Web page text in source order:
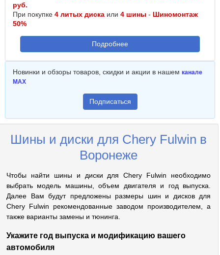
руб.
При покупке 4 литых диска или 4 шины - Шиномонтаж
50%
Подробнее
Новинки и обзоры товаров, скидки и акции в нашем канале
MAX
Подписаться
Шины и диски для Chery Fulwin в
Воронеже
Чтобы найти шины и диски для Chery Fulwin необходимо
выбрать модель машины, объем двигателя и год выпуска.
Далее Вам будут предложены размеры шин и дисков для
Chery Fulwin рекомендованные заводом производителем, а
также варианты замены и тюнинга.
Укажите год выпуска и модификацию вашего
автомобиля